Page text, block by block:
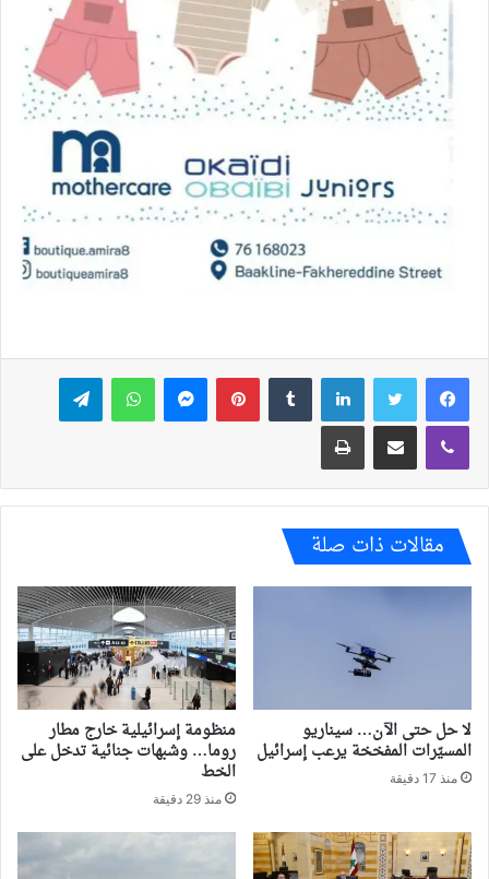
فيسبوك تويتر لينكدإن بينتيريستماسنجر واتساب تيلقرام
ڤايبر مشاركة عبر البريد طباعة
مقالات ذات صلة
لا حل حتى الآن… سيناريو
المسيّرات المفخخة يرعب إسرائيل
منذ 17 دقيقة
منظومة إسرائيلية خارج مطار
روما… وشبهات جنائية تدخل على
الخط
منذ 29 دقيقة